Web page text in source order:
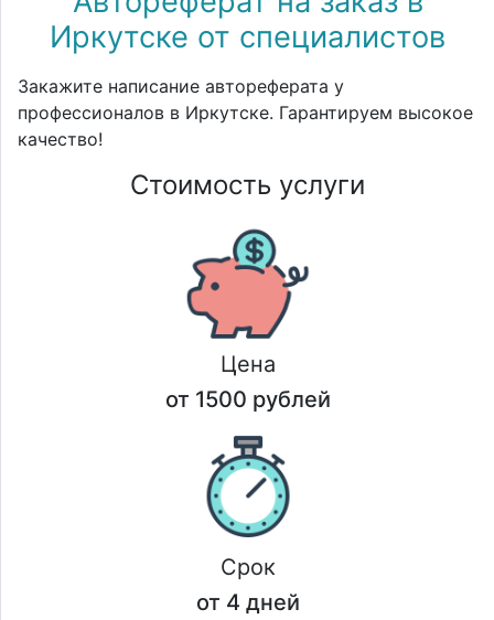
Иркутске от специалистов
Закажите написание автореферата у
профессионалов в Иркутске. Гарантируем высокое
качество!
Стоимость услуги
Цена
от 1500 рублей
Срок
от 4 дней